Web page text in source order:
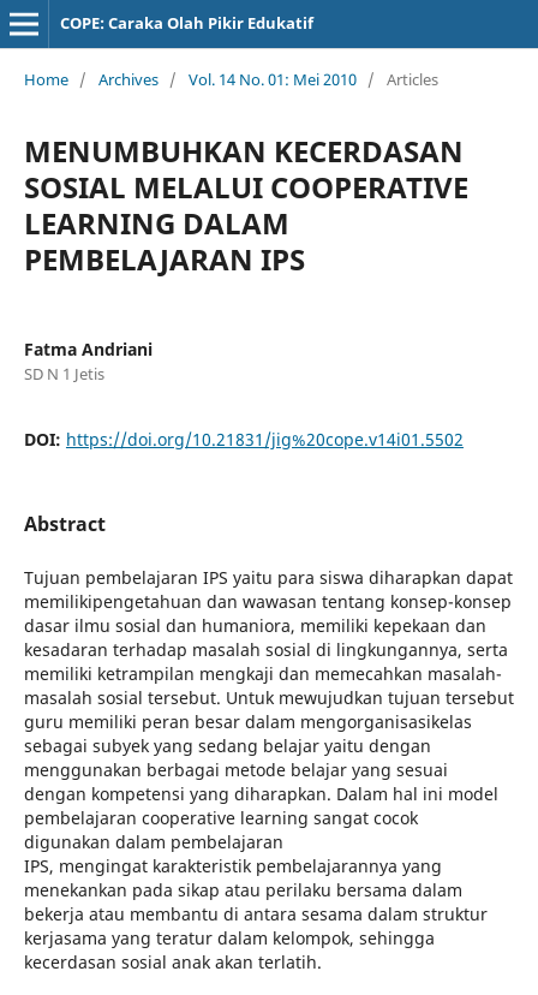
COPE: Caraka Olah Pikir Edukatif
Home / Archives / Vol. 14 No. 01: Mei 2010 / Articles
MENUMBUHKAN KECERDASAN
SOSIAL MELALUI COOPERATIVE
LEARNING DALAM
PEMBELAJARAN IPS
Fatma Andriani
SD N 1 Jetis
DOI: https://doi.org/10.21831/jig%20cope.v14i01.5502
Abstract
Tujuan pembelajaran IPS yaitu para siswa diharapkan dapat
memilikipengetahuan dan wawasan tentang konsep-konsep
dasar ilmu sosial dan humaniora, memiliki kepekaan dan
kesadaran terhadap masalah sosial di lingkungannya, serta
memiliki ketrampilan mengkaji dan memecahkan masalah-
masalah sosial tersebut. Untuk mewujudkan tujuan tersebut
guru memiliki peran besar dalam mengorganisasikelas
sebagai subyek yang sedang belajar yaitu dengan
menggunakan berbagai metode belajar yang sesuai
dengan kompetensi yang diharapkan. Dalam hal ini model
pembelajaran cooperative learning sangat cocok
digunakan dalam pembelajaran
IPS, mengingat karakteristik pembelajarannya yang
menekankan pada sikap atau perilaku bersama dalam
bekerja atau membantu di antara sesama dalam struktur
kerjasama yang teratur dalam kelompok, sehingga
kecerdasan sosial anak akan terlatih.